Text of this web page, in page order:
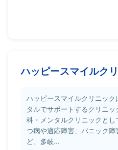
ハッピースマイルク
ハッピースマイルクリニッ
タルでサポートするクリニ
科・メンタルクリニックとし
つ病や適応障害、パニック
ど、多岐...